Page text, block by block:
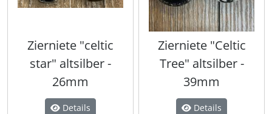
Zierniete "celtic
star" altsilber -
26mm
Details
Zierniete "Celtic
Tree" altsilber -
39mm
Details
Trinkflaschen & -schläuche (7)
Trinkhörner, Halter & Ständer
Trommeln, Klagschalen & Musikinstrumente (37)
Truhen & Kisten (30)